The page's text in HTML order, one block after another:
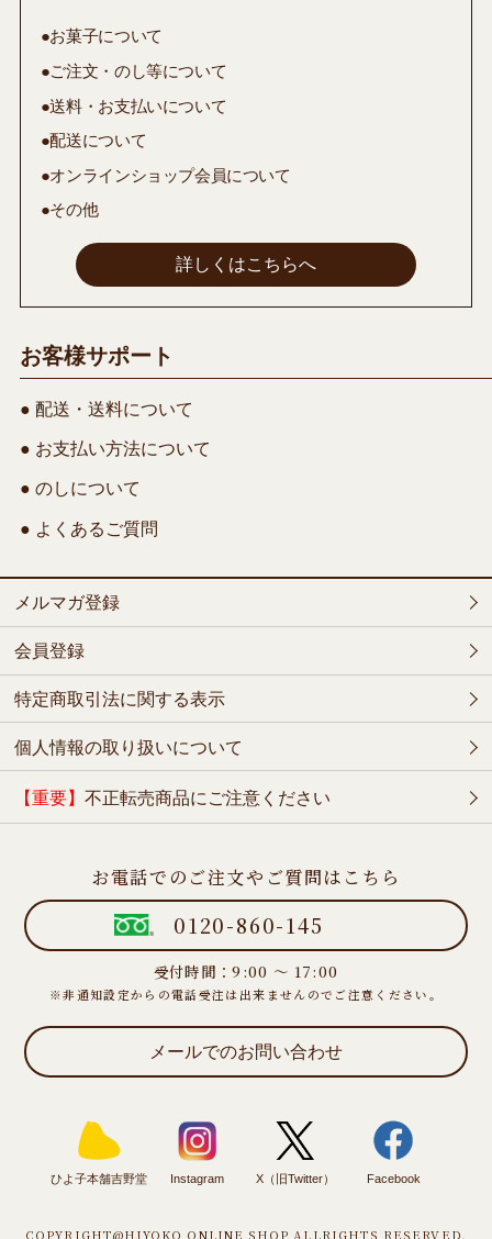
●お菓子について
●ご注文・のし等について
●送料・お支払いについて
●配送について
●オンラインショップ会員について
●その他
詳しくはこちらへ
お客様サポート
● 配送・送料について
● お支払い方法について
● のしについて
● よくあるご質問
メルマガ登録
会員登録
特定商取引法に関する表示
個人情報の取り扱いについて
【重要】不正転売商品にご注意ください
お電話でのご注文やご質問はこちら
0120-860-145
受付時間：9:00 ～ 17:00
※非通知設定からの電話受注は出来ませんのでご注意ください。
メールでのお問い合わせ
ひよ子本舗吉野堂 Instagram X（旧Twitter） Facebook
COPYRIGHT@HIYOKO ONLINE SHOP ALLRIGHTS RESERVED.